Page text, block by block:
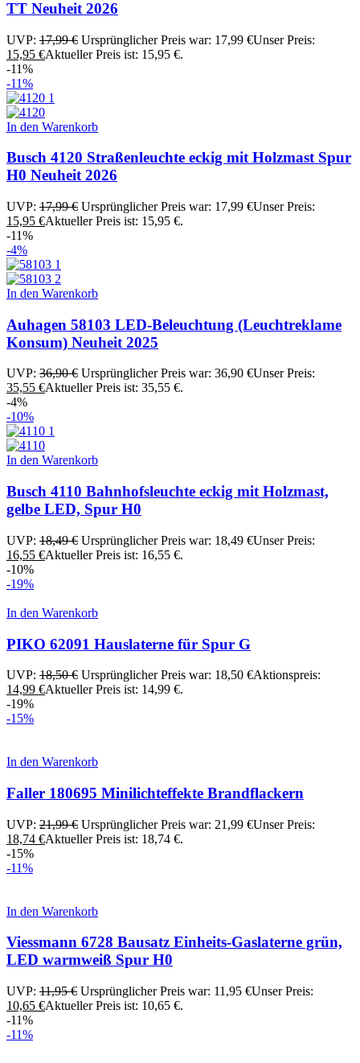
TT Neuheit 2026
UVP: 17,99€ Ursprünglicher Preis war: 17,99 €Unser Preis:
15,95 €Aktueller Preis ist: 15,95 €.
-11%
-11%
In den Warenkorb
Busch 4120 Straßenleuchte eckig mit Holzmast Spur
H0 Neuheit 2026
UVP: 17,99€ Ursprünglicher Preis war: 17,99 €Unser Preis:
15,95 €Aktueller Preis ist: 15,95 €.
-11%
-4%
In den Warenkorb
Auhagen 58103 LED-Beleuchtung (Leuchtreklame
Konsum) Neuheit 2025
UVP: 36,90€ Ursprünglicher Preis war: 36,90 €Unser Preis:
35,55 €Aktueller Preis ist: 35,55 €.
-4%
-10%
In den Warenkorb
Busch 4110 Bahnhofsleuchte eckig mit Holzmast,
gelbe LED, Spur H0
UVP: 18,49€ Ursprünglicher Preis war: 18,49 €Unser Preis:
16,55 €Aktueller Preis ist: 16,55 €.
-10%
-19%
In den Warenkorb
PIKO 62091 Hauslaterne für Spur G
UVP: 18,50€ Ursprünglicher Preis war: 18,50 €Aktionspreis:
14,99 €Aktueller Preis ist: 14,99 €.
-19%
-15%
In den Warenkorb
Faller 180695 Minilichteffekte Brandflackern
UVP: 21,99€ Ursprünglicher Preis war: 21,99 €Unser Preis:
18,74 €Aktueller Preis ist: 18,74 €.
-15%
-11%
In den Warenkorb
Viessmann 6728 Bausatz Einheits-Gaslaterne grün,
LED warmweiß Spur H0
UVP: 11,95€ Ursprünglicher Preis war: 11,95 €Unser Preis:
10,65 €Aktueller Preis ist: 10,65 €.
-11%
-11%